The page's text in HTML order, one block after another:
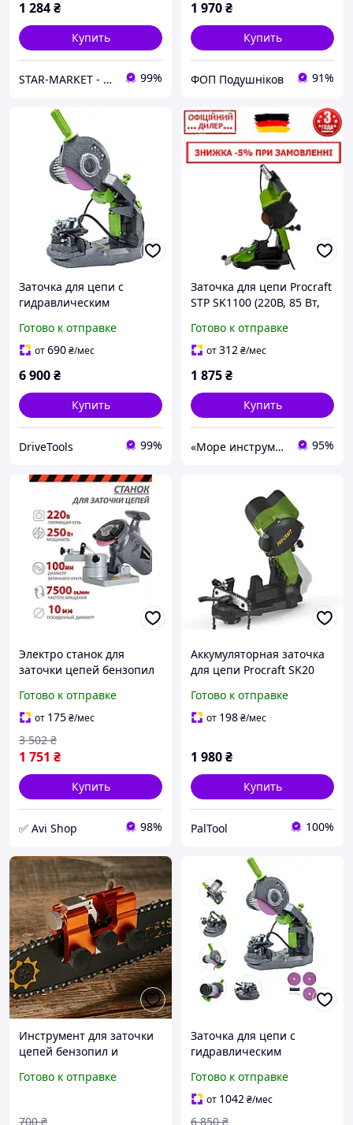
1 284₴
Купить
STAR-MARKET - аксессуары, товары для дома, сада, отдыха и туризма 99%
1 970₴
Купить
ФОП Подушніков 91%
Заточка для цепи с
гидравлическим
Готово к отправке
от690₴/мес
6 900₴
Купить
DriveTools 99%
Заточка для цепи Procraft
STP SK1100 (220В, 85 Вт,
мм) Точило для цепи
бензопилы
Готово к отправке
от312₴/мес
1 875₴
Купить
«Море инструментов» 95%
Электро станок для
заточки цепей бензопил
Заточку цепи, AVI
Готово к отправке
от 175₴/мес
1 751 ₴
3 502 ₴
Купить
✅ Avi Shop 98%
Аккумуляторная заточка
для цепи Procraft SK20
аккумулятор М1( Макita)
108х23х3.2 мм
Готово к отправке
от 198₴/мес
1 980₴
Купить
PalTool 100%
Инструмент для заточки
цепей бензопил и
универсальный
мини станок
Готово к отправке
700 ₴
Заточка для цепи с
гидравлическим
Готово к отправке
от 1042₴/мес
6 850 ₴